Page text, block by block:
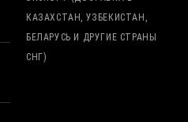
КАЗАХСТАН, УЗБЕКИСТАН,
БЕЛАРУСЬ И ДРУГИЕ СТРАНЫ
СНГ)